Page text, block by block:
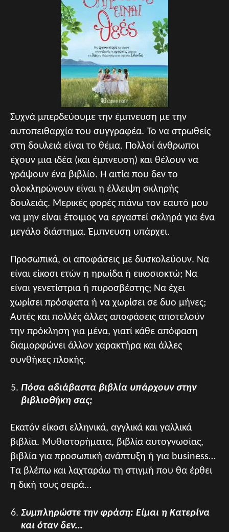
Συχνά μπερδεύουμε την έμπνευση με την
αυτοπειθαρχία του συγγραφέα. Το να στρωθείς
στη δουλειά είναι το θέμα. Πολλοί άνθρωποι
έχουν μια ιδέα (και έμπνευση) και θέλουν να
γράψουν ένα βιβλίο. Η αιτία που δεν το
ολοκληρώνουν είναι η έλλειψη σκληρής
δουλειάς. Μερικές φορές πιάνω τον εαυτό μου
να μην είναι έτοιμος να εργαστεί σκληρά για ένα
μεγάλο διάστημα. Έμπνευση υπάρχει.
Προσωπικά, οι αποφάσεις με δυσκολεύουν. Να
είναι είκοσι ετών η ηρωίδα ή εικοσιοκτώ; Να
είναι γενετίστρια ή πυροσβέστης; Να έχει
χωρίσει πρόσφατα ή να χωρίσει σε δυο μήνες;
Αυτές και πολλές άλλες αποφάσεις αποτελούν
την πρόκληση για μένα, γιατί κάθε απόφαση
διαμορφώνει άλλον χαρακτήρα και άλλες
συνθήκες πλοκής.
Πόσα αδιάβαστα βιβλία υπάρχουν στην
βιβλιοθήκη σας;
Εκατόν είκοσι ελληνικά, αγγλικά και γαλλικά
βιβλία. Μυθιστορήματα, βιβλία αυτογνωσίας,
βιβλία για προσωπική ανάπτυξη ή για business…
Τα βλέπω και λαχταράω τη στιγμή που θα έρθει
η δική τους σειρά…
Συμπληρώστε την φράση: Είμαι η Κατερίνα
και όταν δεν…